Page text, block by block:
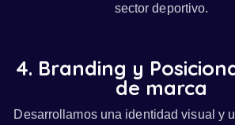
sector deportivo.
4. Branding y
de marca
Desarrollamos una identidad visual y